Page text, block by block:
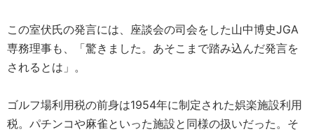
この室伏氏の発言には、座談会の司会をした山中博史JGA
専務理事も、「驚きました。あそこまで踏み込んだ発言を
されるとは」。
ゴルフ場利用税の前身は1954年に制定された娯楽施設利用
税。パチンコや麻雀といった施設と同様の扱いだった。そ